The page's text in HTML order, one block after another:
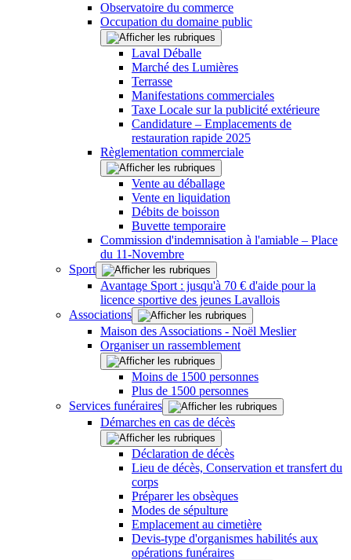
Observatoire du commerce
Occupation du domaine public
Laval Déballe
Marché des Lumières
Terrasse
Manifestations commerciales
Taxe Locale sur la publicité extérieure
Candidature – Emplacements de
restauration rapide 2025
Règlementation commerciale
Vente au déballage
Vente en liquidation
Débits de boisson
Buvette temporaire
Commission d'indemnisation à l'amiable – Place
du 11-Novembre
Sport
Avantage Sport : jusqu'à 70 € d'aide pour la
licence sportive des jeunes Lavallois
Associations
Maison des Associations - Noël Meslier
Organiser un rassemblement
Moins de 1500 personnes
Plus de 1500 personnes
Services funéraires
Démarches en cas de décès
Déclaration de décès
Lieu de décès, Conservation et transfert du
corps
Préparer les obsèques
Modes de sépulture
Emplacement au cimetière
Devis-type d'organismes habilités aux
opérations funéraires